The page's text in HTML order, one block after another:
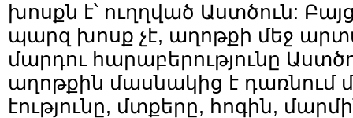
խոսքն է՝ ուղղված Աստծուն:
պարզ խոսք չէ, աղոթքի մեջ
մարդու հարաբերությունը
աղոթքին մասնակից է դառնում
էությունը, մտքերը, հոգին,